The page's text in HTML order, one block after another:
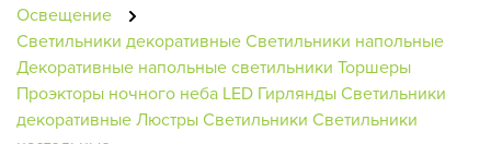
Освещение
Светильники декоративныеСветильники напольные
Декоративные напольные светильники Торшеры
Проэкторы ночного неба LED ГирляндыСветильники
декоративныеЛюстрыСветильники Светильники